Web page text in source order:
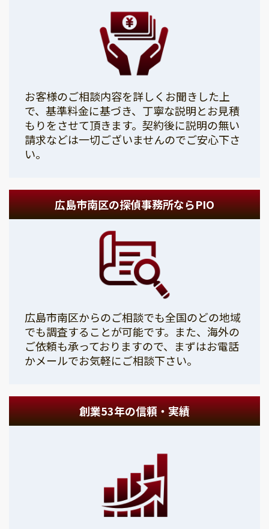
お客様のご相談内容を詳しくお聞きした上
で、基準料金に基づき、丁寧な説明とお見積
もりをさせて頂きます。契約後に説明の無い
請求などは一切ございませんのでご安心下さ
い。
広島市南区の探偵事務所ならPIO
広島市南区からのご相談でも全国のどの地域
でも調査することが可能です。また、海外の
ご依頼も承っておりますので、まずはお電話
かメールでお気軽にご相談下さい。
創業53年の信頼・実績